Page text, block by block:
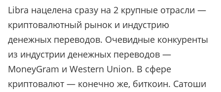
Libra нацелена сразу на 2 крупные отрасли —
криптовалютный рынок и индустрию
денежных переводов. Очевидные конкуренты
из индустрии денежных переводов —
MoneyGram и Western Union. В сфере
криптовалют — конечно же, биткоин. Сатоши